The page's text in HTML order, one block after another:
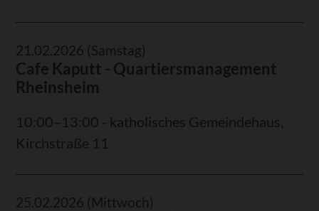
21.02.2026 (Samstag)
Cafe Kaputt - Quartiersmanagement
Rheinsheim
10:00–13:00 - katholisches Gemeindehaus,
Kirchstraße 11
25.02.2026 (Mittwoch)